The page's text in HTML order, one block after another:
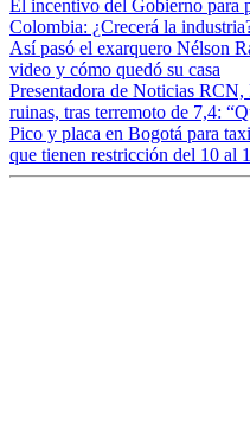
El incentivo del Gobierno para
Colombia: ¿Crecerá la
Así pasó el exarquero Nélson
video y cómo quedó su casa
Presentadora de Noticias RCN,
ruinas, tras terremoto de 7,4:
Pico y placa en Bogotá para
que tienen restricción del 10 al